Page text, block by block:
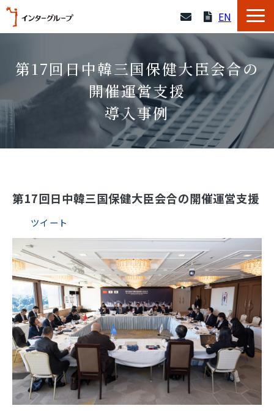
EN
企業情報
資料一覧
セミナー
ブログ
第17回日中韓三国保健大臣会合の
開催運営支援
導入事例
第17回日中韓三国保健大臣会合の開催運営支援
ツイート